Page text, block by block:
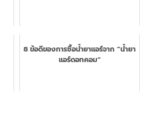
8 ข้อดีของการซื้อน้ำยาแอร์จาก “น้ำยา
แอร์ดอทคอม”